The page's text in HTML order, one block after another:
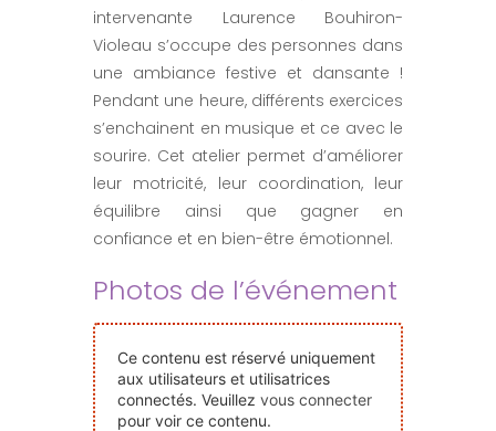
Nos Événements
Nous Contacter
Devenir Bénévole
Faire Un Don
intervenante Laurence Bouhiron-
Violeau s’occupe des personnes dans
une ambiance festive et dansante !
Pendant une heure, différents exercices
s’enchainent en musique et ce avec le
sourire. Cet atelier permet d’améliorer
leur motricité, leur coordination, leur
équilibre ainsi que gagner en
confiance et en bien-être émotionnel.
Photos de l’événement
Ce contenu est réservé uniquement
aux utilisateurs et utilisatrices
connectés. Veuillez vous connecter
pour voir ce contenu.